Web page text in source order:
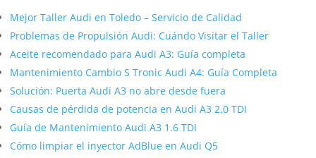
Mejor Taller Audi en Toledo – Servicio de Calidad
Problemas de Propulsión Audi: Cuándo Visitar el Taller
Aceite recomendado para Audi A3: Guía completa
Mantenimiento Cambio S Tronic Audi A4: Guía Completa
Solución: Puerta Audi A3 no abre desde fuera
Causas de pérdida de potencia en Audi A3 2.0 TDI
Guía de Mantenimiento Audi A3 1.6 TDI
Cómo limpiar el inyector AdBlue en Audi Q5